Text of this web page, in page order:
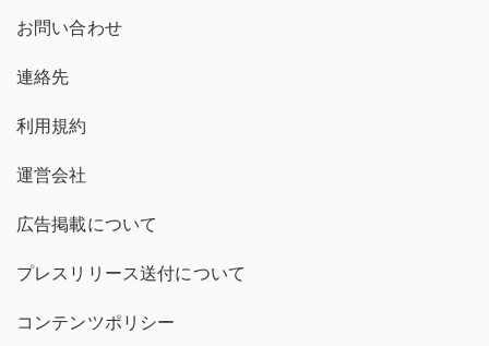
お問い合わせ
連絡先
利用規約
運営会社
広告掲載について
プレスリリース送付について
コンテンツポリシー